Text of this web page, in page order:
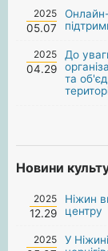
2025
05.07
2025
04.29
До
та
Новини
2025
12.29
Ніжин
центру
2025
У